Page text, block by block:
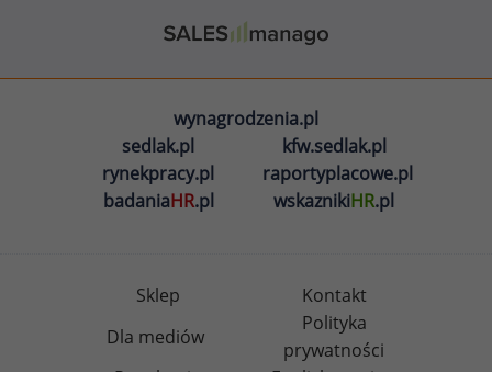
wynagrodzenia.pl
sedlak.pl
kfw.sedlak.pl
rynekpracy.pl
raportyplacowe.pl
badaniaHR.pl wskaznikiHR.pl
Sklep
Kontakt
Dla mediów
Polityka
prywatności